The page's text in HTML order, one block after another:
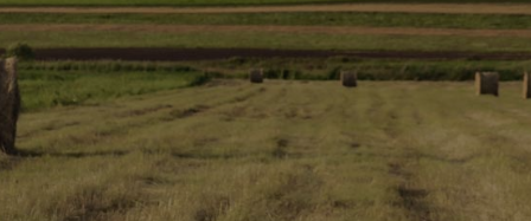
serveis de
maquinària